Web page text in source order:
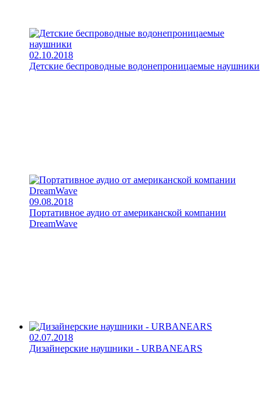
02.10.2018
Детские беспроводные водонепроницаемые наушники
09.08.2018
Портативное аудио от американской компании
DreamWave
02.07.2018
Дизайнерские наушники - URBANEARS